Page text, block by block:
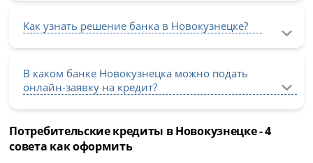
Как узнать решение банка в Новокузнецке?
В каком банке Новокузнецка можно подать
онлайн-заявку на кредит?
Потребительские кредиты в Новокузнецке - 4
совета как оформить